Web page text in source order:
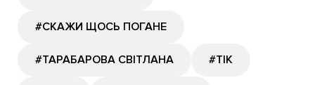
#СКАЖИ ЩОСЬ ПОГАНЕ
#ТАРАБАРОВА СВІТЛАНА #ТІК